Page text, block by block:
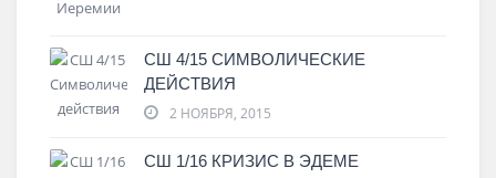
СШ 4/15 СИМВОЛИЧЕСКИЕ
ДЕЙСТВИЯ
2 НОЯБРЯ, 2015
СШ 1/16 КРИЗИС В ЭДЕМЕ